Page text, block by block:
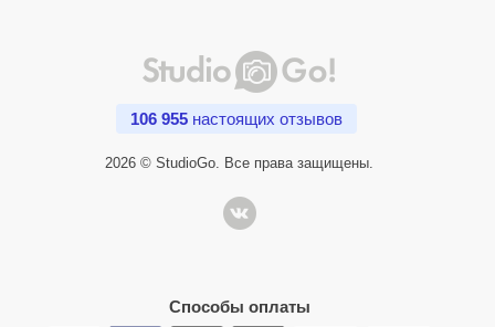
106 955 настоящих отзывов
2026 © StudioGo. Все права защищены.
Способы оплаты